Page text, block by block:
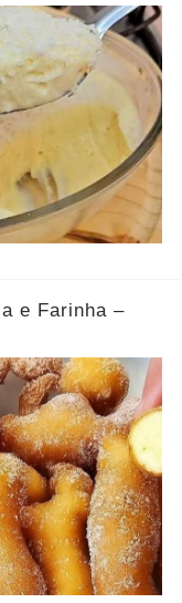
e Farinha –